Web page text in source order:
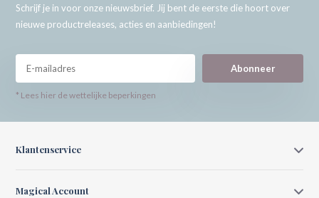
Schrijf je in voor onze nieuwsbrief. Jij bent de eerste die hoort over
nieuwe productreleases, acties en aanbiedingen!
Abonneer
* Lees hier de wettelijke beperkingen
Klantenservice
Magical Account